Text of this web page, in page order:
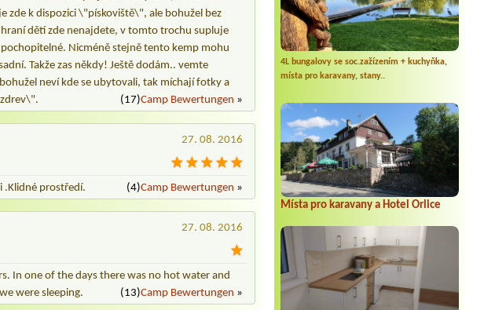
4L bungalovy se soc.zažízením + kuchyňka,
místa pro karavany, stany..
Místa pro karavany a Hotel Orlice
zde k dispozici \"pískoviště\", ale bohužel bez
dětí zde nenajdete, v tomto trochu supluje
Nicméně stejně tento kemp mohu
Takže zas někdy! Ještě dodám.. vemte
neví kde se ubytovali, tak míchají fotky a
(17)Camp Bewertungen »
27. 08. 2016
.Klidné prostředí. (4)Camp Bewertungen »
27. 08. 2016
In one of the days there was no hot water and
were sleeping.
(13)Camp Bewertungen »